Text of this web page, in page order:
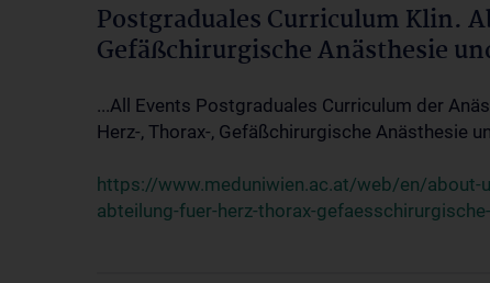
Postgraduales Curriculum Klin.
Gefäßchirurgische Anästhesie
...All Events Postgraduales Curriculum der
Herz-, Thorax-, Gefäßchirurgische Anästhesie
https://www.meduniwien.ac.at/web/en/
abteilung-fuer-herz-thorax-